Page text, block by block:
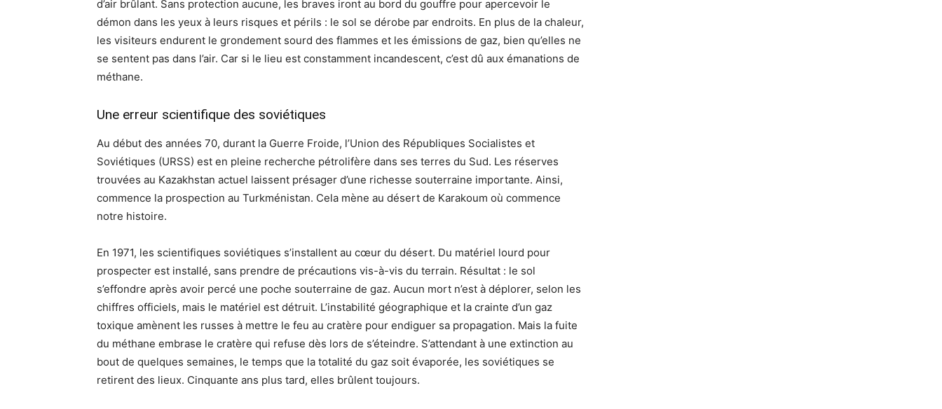
d’air brûlant. Sans protection aucune, les braves iront au bord du gouffre pour apercevoir le
démon dans les yeux à leurs risques et périls : le sol se dérobe par endroits. En plus de la chaleur,
les visiteurs endurent le grondement sourd des flammes et les émissions de gaz, bien qu’elles ne
se sentent pas dans l’air. Car si le lieu est constamment incandescent, c’est dû aux émanations de
méthane.
Une erreur scientifique des soviétiques
Au début des années 70, durant la Guerre Froide, l’Union des Républiques Socialistes et
Soviétiques (URSS) est en pleine recherche pétrolifère dans ses terres du Sud. Les réserves
trouvées au Kazakhstan actuel laissent présager d’une richesse souterraine importante. Ainsi,
commence la prospection au Turkménistan. Cela mène au désert de Karakoum où commence
notre histoire.
En 1971, les scientifiques soviétiques s’installent au cœur du désert. Du matériel lourd pour
prospecter est installé, sans prendre de précautions vis-à-vis du terrain. Résultat : le sol
s’effondre après avoir percé une poche souterraine de gaz. Aucun mort n’est à déplorer, selon les
chiffres officiels, mais le matériel est détruit. L’instabilité géographique et la crainte d’un gaz
toxique amènent les russes à mettre le feu au cratère pour endiguer sa propagation. Mais la fuite
du méthane embrase le cratère qui refuse dès lors de s’éteindre. S’attendant à une extinction au
bout de quelques semaines, le temps que la totalité du gaz soit évaporée, les soviétiques se
retirent des lieux. Cinquante ans plus tard, elles brûlent toujours.